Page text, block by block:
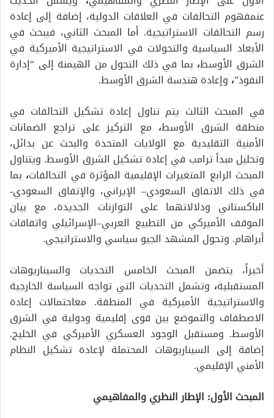
عنمفهوم التحالفات في العلاقات الدولية، إضافة إلى إعادة
رسم التحالفات الاستراتيجية. أما المبحث الثاني، فيبحث في
الأبعاد السياسية والتحولات في الاستراتيجية الأميركية في
الشرق الأوسط، بما في ذلك التحول من الهيمنة إلى “إدارة
النفوذ”، وإعادة هندسة الشرق الأوسط.
في المبحث الثالث يتم تناول إعادة تشكيل التحالفات في
منطقة الشرق الأوسط،مع التركيز على تراجع الضمانات
الأمنية التقليدية مع الولايات المتحدة والبحث عن بدائل،
وتحليل مبدأ ترامب في إعادة تشكيل الشرق الأوسط. ويتناول
المبحث الرابع المتغيرات الإقليمية المؤثرة في التحالفات، بما
في ذلك الاتفاق السعودي– الإيراني، والإتفاق السعودي-
الباكستاني ودلالاتهما على التوازنات الجديدة، مع بيان
الموقف الأميركي من التطبيع العربي–الإسرائيلي واتفاقات
أبراهام. وتحول المشهد الجيو سياسي والاستراتيجي.
أخيراً، يتضمن المبحث الخامس التحديات والسيناريوهات
المستقبلية، وتشمل التحديات التي تواجه السياسة الخارجية
والاستراتيجية الأميركية في المنطقة. معاحتمالات إعادة
الاصطفاف والتموضع بين قوى إقليمية ودولية في الشرق
الأوسط. ومستقبل الوجود العسكري الأميركي في الخليج.
إضافة إلى السيناريوهات المحتملة لإعادة تشكيل النظام
الأمني الإقليمي.
المبحث الأول: الإطار النظري والمفاهيمي